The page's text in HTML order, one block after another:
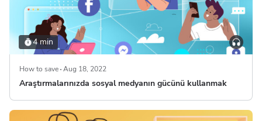
4 min
How to save Aug 18, 2022
Araştırmalarınızda sosyal medyanın gücünü kullanmak